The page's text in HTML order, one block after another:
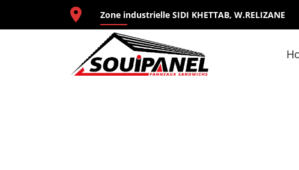
au
Zone industrielle SIDI KHETTAB, W.RELIZANE
Leader en